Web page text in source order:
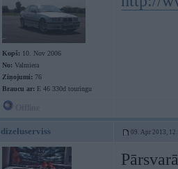
Kopš: 10. Nov 2006
No: Valmiera
Ziņojumi: 76
Braucu ar: E 46 330d touringu
dizeluserviss 09. Apr 2013,